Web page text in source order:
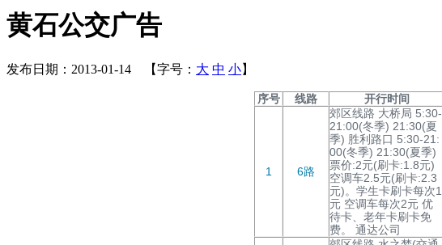
黄石公交广告
发布日期：2013-01-14 【字号： 大 中 小】
序号
线路 开行时间
1 6路
郊区线路 大桥局 5:30-
21:00(冬季) 21:30(夏
季) 胜利路口 5:30-21:
00(冬季) 21:30(夏季)
票价:2元(刷卡:1.8元)
空调车2.5元(刷卡:2.3
元)。学生卡刷卡每次1
元 空调车每次2元 优
待卡、老年卡刷卡免
费。 通达公司